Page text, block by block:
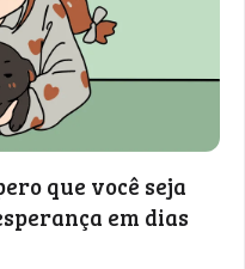
que você seja
em dias